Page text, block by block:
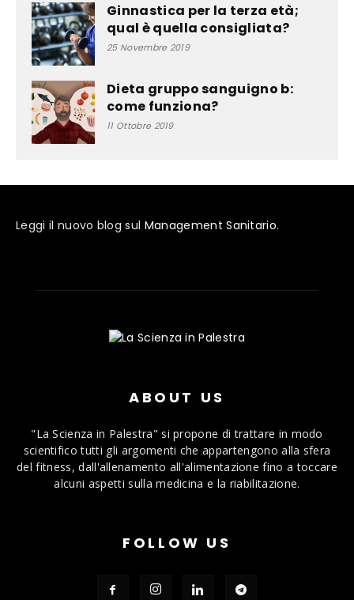
Ginnastica per la terza età;
qual è quella consigliata?
25 Novembre 2019
Dieta gruppo sanguigno b:
come funziona?
11 Ottobre 2019
Leggi il nuovo blog sul Management Sanitario.
ABOUT US
"La Scienza in Palestra" si propone di trattare in modo
scientifico tutti gli argomenti che appartengono alla sfera
del fitness, dall'allenamento all'alimentazione fino a toccare
alcuni aspetti sulla medicina e la riabilitazione.
FOLLOW US